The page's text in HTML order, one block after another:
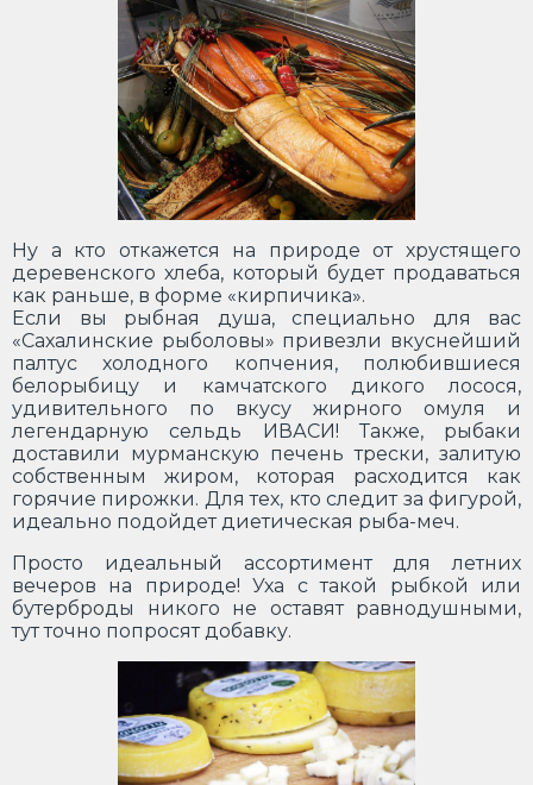
Ну а кто откажется на природе от хрустящего
деревенского хлеба, который будет продаваться
как раньше, в форме «кирпичика».
Если вы рыбная душа, специально для вас
«Сахалинские рыболовы» привезли вкуснейший
палтус холодного копчения, полюбившиеся
белорыбицу и камчатского дикого лосося,
удивительного по вкусу жирного омуля и
легендарную сельдь ИВАСИ! Также, рыбаки
доставили мурманскую печень трески, залитую
собственным жиром, которая расходится как
горячие пирожки. Для тех, кто следит за фигурой,
идеально подойдет диетическая рыба-меч.
Просто идеальный ассортимент для летних
вечеров на природе! Уха с такой рыбкой или
бутерброды никого не оставят равнодушными,
тут точно попросят добавку.